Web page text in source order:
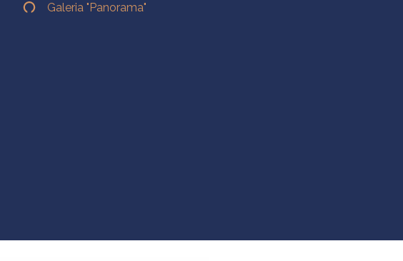
Galeria "Panorama"